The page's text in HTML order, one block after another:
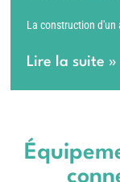
La construction d'un
Lire la suite »